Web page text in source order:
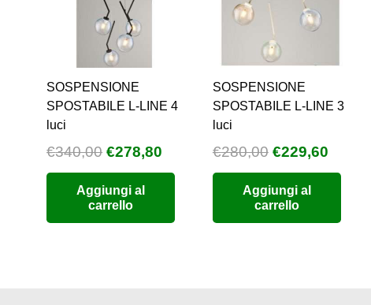
SOSPENSIONE
SPOSTABILE L-LINE 4
luci
€340,00 Il
prezzo
originale
era:
€278,80
prezzo
Aggiungi al
carrello
SOSPENSIONE
SPOSTABILE L-LINE 3
luci
€280,00 Il
prezzo
originale
era:
€229,60Il
prezzo
Aggiungi al
carrello